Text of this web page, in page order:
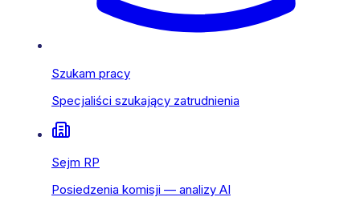
Szukam pracy
Specjaliści szukający zatrudnienia
Sejm RP
Posiedzenia komisji — analizy AI